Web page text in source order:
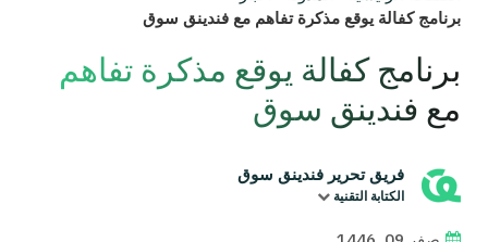
برنامج كفالة يوقع مذكرة تفاهم مع فندينق سوق
برنامج كفالة يوقع مذكرة تفاهم
مع فندينق سوق
فريق تحرير فندينق سوق
الكتابة التقنية